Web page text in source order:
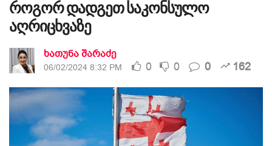
როგორ დადგეთ საკონსულო
აღრიცხვაზე
ხათუნა შარაძე
06/02/2024 8:32 PM 0 0 0 162